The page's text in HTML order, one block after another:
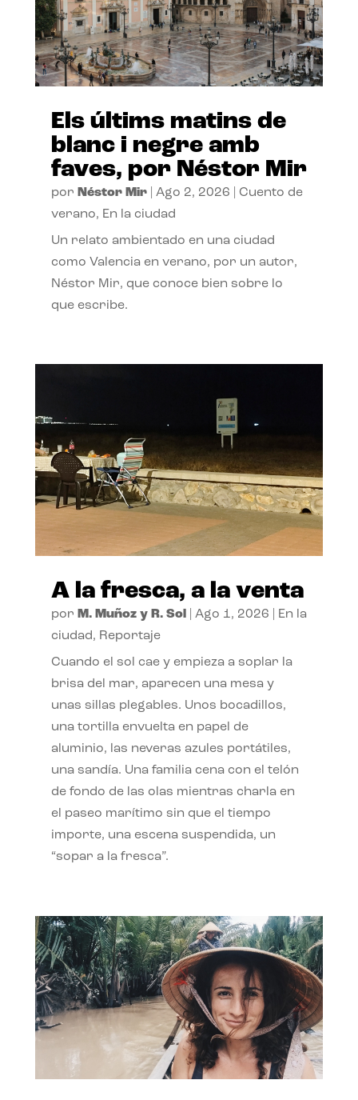
Els últims matins de
blanc i negre amb
faves, por Néstor Mir
por Néstor Mir| Ago 2, 2026
Cuento de
verano, En la ciudad
Un relato ambientado en una ciudad
como Valencia en verano, por un autor,
Néstor Mir, que conoce bien sobre lo
que escribe.
A la fresca, a la venta
por M. Muñoz y R. Sol| Ago 1, 2026
En la
ciudad, Reportaje
Cuando el sol cae y empieza a soplar la
brisa del mar, aparecen una mesa y
unas sillas plegables. Unos bocadillos,
una tortilla envuelta en papel de
aluminio, las neveras azules portátiles,
una sandía. Una familia cena con el telón
de fondo de las olas mientras charla en
el paseo marítimo sin que el tiempo
importe, una escena suspendida, un
“sopar a la fresca”.